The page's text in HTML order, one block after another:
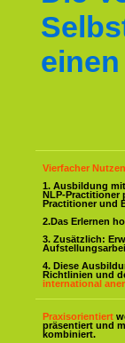
Vierfacher Nutzen
1. Ausbildung
NLP-Practitioner
Practitioner und
2.Das Erlernen
3. Zusätzlich:
4. Diese
Richtlinien und
international
Praxisorientiert
präsentiert und
kombiniert.